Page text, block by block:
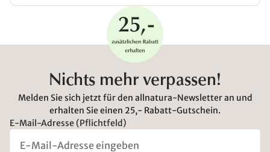
Nichts mehr verpassen!
Melden Sie sich jetzt für den allnatura-Newsletter an und
erhalten Sie einen 25,- Rabatt-Gutschein.
E-Mail-Adresse (Pflichtfeld)